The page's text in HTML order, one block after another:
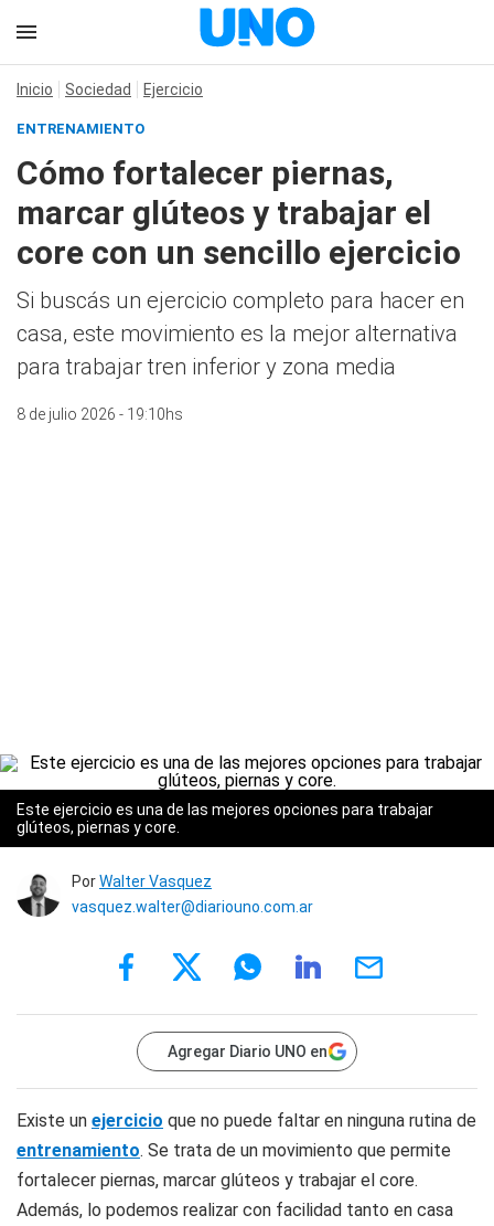
Inicio Sociedad Ejercicio
ENTRENAMIENTO
Cómo fortalecer piernas,
marcar glúteos y trabajar el
core con un sencillo ejercicio
Si buscás un ejercicio completo para hacer en
casa, este movimiento es la mejor alternativa
para trabajar tren inferior y zona media
8 de julio 2026 - 19:10hs
Este ejercicio es una de las mejores opciones para trabajar
glúteos, piernas y core.
PorWalter Vasquez
vasquez.walter@diariouno.com.ar
Agregar Diario UNO en
Existe un ejercicio que no puede faltar en ninguna rutina de
entrenamiento. Se trata de un movimiento que permite
fortalecer piernas, marcar glúteos y trabajar el core.
Además, lo podemos realizar con facilidad tanto en casa